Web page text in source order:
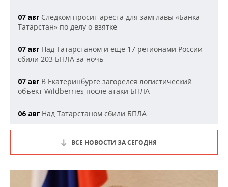
07 авг Следком просит ареста для замглавы «Банка
Татарстан» по делу о взятке
07 авг Над Татарстаном и еще 17 регионами России
сбили 203 БПЛА за ночь
07 авг В Екатеринбурге загорелся логистический
объект Wildberries после атаки БПЛА
06 авг Над Татарстаном сбили БПЛА
ВСЕ НОВОСТИ ЗА СЕГОДНЯ